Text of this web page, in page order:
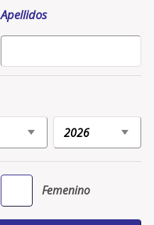
Apellidos
Femenino